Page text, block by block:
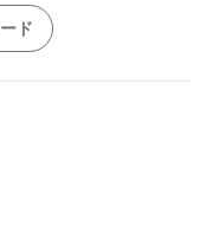
ド